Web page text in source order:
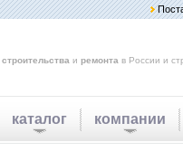
строительства и ремонта в России и
каталог компании